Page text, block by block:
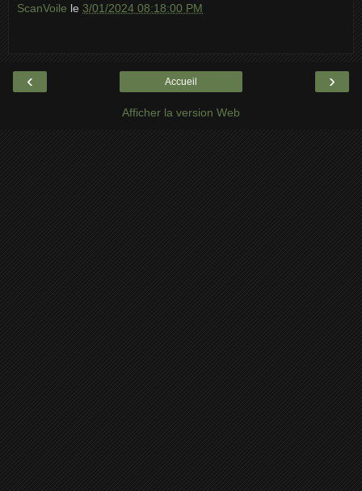
ScanVoile le 3/01/2024 08:18:00 PM
‹ ›
Accueil
Afficher la version Web